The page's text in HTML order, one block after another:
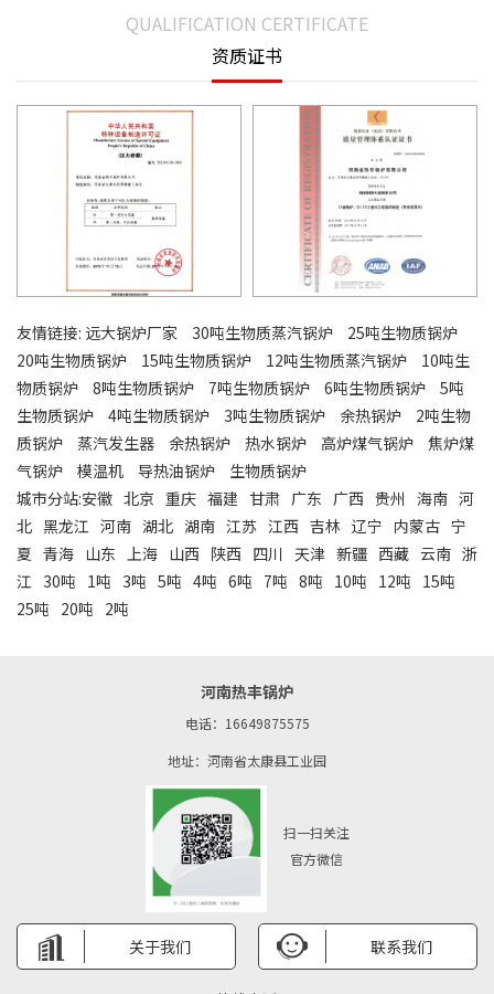
QUALIFICATION CERTIFICATE
资质证书
友情链接: 远大锅炉厂家 30吨生物质蒸汽锅炉
25吨生物质锅炉
20吨生物质锅炉
15吨生物质锅炉 12吨生物质蒸汽锅炉
10吨生
物质锅炉
8吨生物质锅炉 7吨生物质锅炉 6吨生物质锅炉
5吨
生物质锅炉
4吨生物质锅炉 3吨生物质锅炉 余热锅炉
2吨生物
质锅炉
蒸汽发生器 余热锅炉 热水锅炉 高炉煤气锅炉
焦炉煤
气锅炉
模温机 导热油锅炉
生物质锅炉
城市分站:安徽 北京 重庆 福建 甘肃 广东 广西 贵州 海南 河
北 黑龙江 河南 湖北 湖南 江苏 江西 吉林 辽宁 内蒙古 宁
夏 青海 山东 上海 山西 陕西 四川 天津 新疆 西藏 云南 浙
江 30吨 1吨 3吨 5吨 4吨 6吨 7吨 8吨 10吨 12吨 15吨
25吨 20吨 2吨
河南热丰锅炉
电话：16649875575
地址：河南省太康县工业园
扫一扫关注
官方微信
关于我们 联系我们